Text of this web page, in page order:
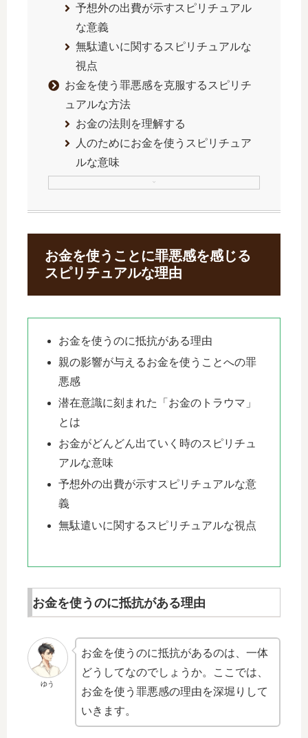
予想外の出費が示すスピリチュアル
な意義
無駄遣いに関するスピリチュアルな
視点
お金を使う罪悪感を克服するスピリチ
ュアルな方法
お金の法則を理解する
人のためにお金を使うスピリチュア
ルな意味
お金を使うことに罪悪感を感じる
スピリチュアルな理由
お金を使うのに抵抗がある理由
親の影響が与えるお金を使うことへの罪
悪感
潜在意識に刻まれた「お金のトラウマ」
とは
お金がどんどん出ていく時のスピリチュ
アルな意味
予想外の出費が示すスピリチュアルな意
義
無駄遣いに関するスピリチュアルな視点
お金を使うのに抵抗がある理由
ゆう
お金を使うのに抵抗があるのは、一体
どうしてなのでしょうか。ここでは、
お金を使う罪悪感の理由を深堀りして
いきます。